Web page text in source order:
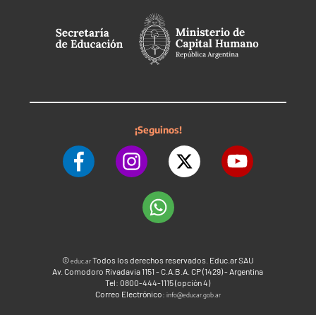
¡Seguinos!
©educ.arTodos los derechos reservados. Educ.ar SAU
Av. Comodoro Rivadavia 1151 - C.A.B.A. CP (1429) - Argentina
Tel: 0800-444-1115 (opción 4)
Correo Electrónico: info@educar.gob.ar